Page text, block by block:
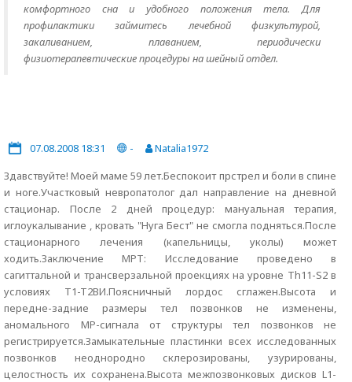
комфортного сна и удобного положения тела. Для
профилактики займитесь лечебной физкультурой,
закаливанием, плаванием, периодически
физиотерапевтические процедуры на шейный отдел.
07.08.2008 18:31 -
Natalia1972
Здавствуйте! Моей маме 59 лет.Беспокоит прстрел и боли в спине
и ноге.Участковый невропатолог дал направление на дневной
стационар. После 2 дней процедур: мануальная терапия,
иглоукалывание , кровать "Нуга Бест" не смогла подняться.После
стационарного лечения (капельницы, уколы) может
ходить.Заключение МРТ: Исследование проведено в
сагиттальной и трансверзальной проекциях на уровне Th11-S2 в
условиях T1-T2ВИ.Поясничный лордос сглажен.Высота и
передне-задние размеры тел позвонков не изменены,
аномального МР-сигнала от структуры тел позвонков не
регистрируется.Замыкательные пластинки всех исследованных
позвонков неоднородно склерозированы, узурированы,
целостность их сохранена.Высота межпозвонковых дисков L1-